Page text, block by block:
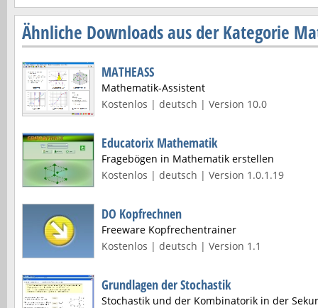
Ähnliche Downloads aus der Kategorie
MATHEASS
Mathematik-Assistent
Kostenlos | deutsch | Version 10.0
Educatorix Mathematik
Fragebögen in Mathematik erstellen
Kostenlos | deutsch | Version 1.0.1.19
DO Kopfrechnen
Freeware Kopfrechentrainer
Kostenlos | deutsch | Version 1.1
Grundlagen der Stochastik
Stochastik und der Kombinatorik in der